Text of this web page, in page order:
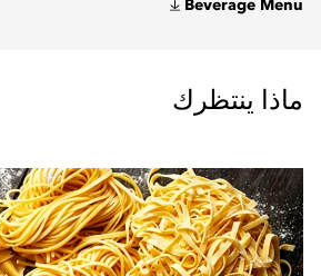
Beverage Menu
ماذا ينتظرك